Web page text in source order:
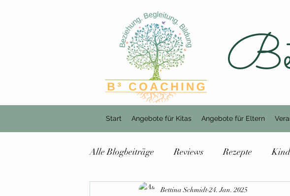
Start Angebote für Kitas Angebote für Eltern
Alle Blogbeiträge Reviews Rezepte
Bettina Schmidt 24. Jan. 2025